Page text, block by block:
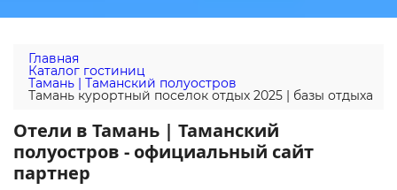
Главная
Каталог гостиниц
Тамань | Таманский полуостров
Тамань курортный поселок отдых 2025 | базы отдыха
Отели в Тамань | Таманский
полуостров - официальный сайт
партнер